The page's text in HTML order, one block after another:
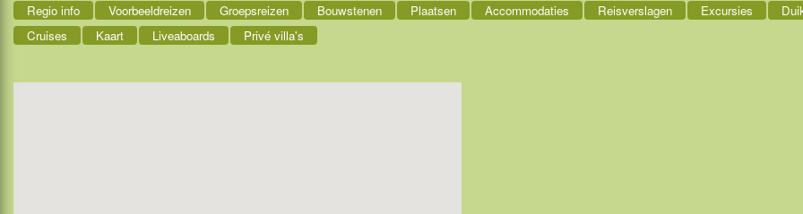
Regio info Voorbeeldreizen Groepsreizen Bouwstenen Plaatsen Accommodaties Reisverslagen Excursies
Cruises
Kaart Liveaboards Privé villa's